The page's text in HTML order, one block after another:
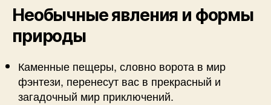
Необычные явления и формы
природы
Каменные пещеры, словно ворота в мир
фэнтези, перенесут вас в прекрасный и
загадочный мир приключений.